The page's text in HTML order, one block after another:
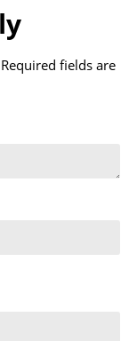
Required fields are